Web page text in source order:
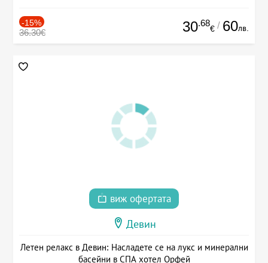
-15%
36.30€ 30.68
€ / 60лв.
виж офертата
Девин
Летен релакс в Девин: Насладете се на лукс и минерални
басейни в СПА хотел Орфей